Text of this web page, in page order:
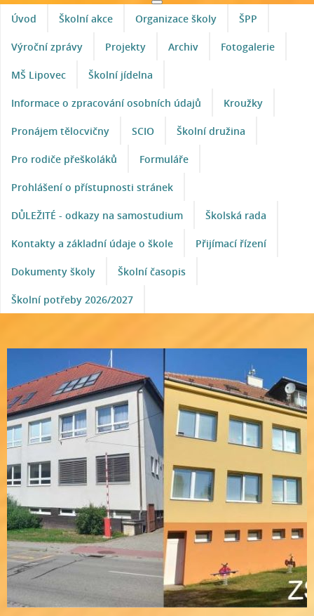
Úvod Školní akce Organizace školy ŠPP
Výroční zprávy Projekty Archiv Fotogalerie
MŠ Lipovec Školní jídelna
Informace o zpracování osobních údajů Kroužky
Pronájem tělocvičny SCIO Školní družina
Pro rodiče přeškoláků Formuláře
Prohlášení o přístupnosti stránek
DŮLEŽITÉ - odkazy na samostudium Školská rada
Kontakty a základní údaje o škole Přijímací řízení
Dokumenty školy Školní časopis
Školní potřeby 2026/2027